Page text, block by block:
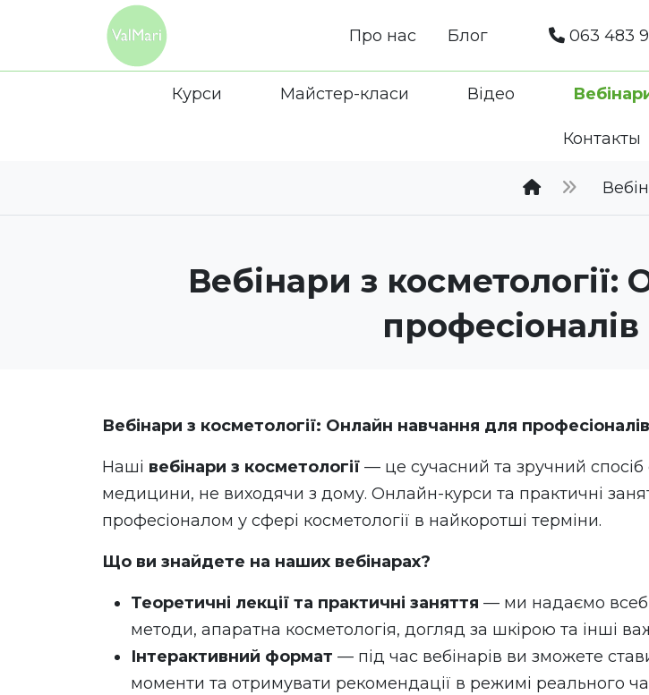
Про нас Блог 063 483
Курси Майстер-класи Відео
Контакты
Вебінари з
професіоналів
Вебінари з косметології: Онлайн навчання для
Наші вебінари з косметології — це сучасний та зручний спосіб
медицини, не виходячи з дому. Онлайн-курси та практичні
професіоналом у сфері косметології в найкоротші терміни.
Що ви знайдете на наших вебінарах?
Теоретичні лекції та практичні заняття — ми надаємо
методи, апаратна косметологія, догляд за шкірою та інші
Інтерактивний формат — під час вебінарів ви зможете
моменти та отримувати рекомендації в режимі реального